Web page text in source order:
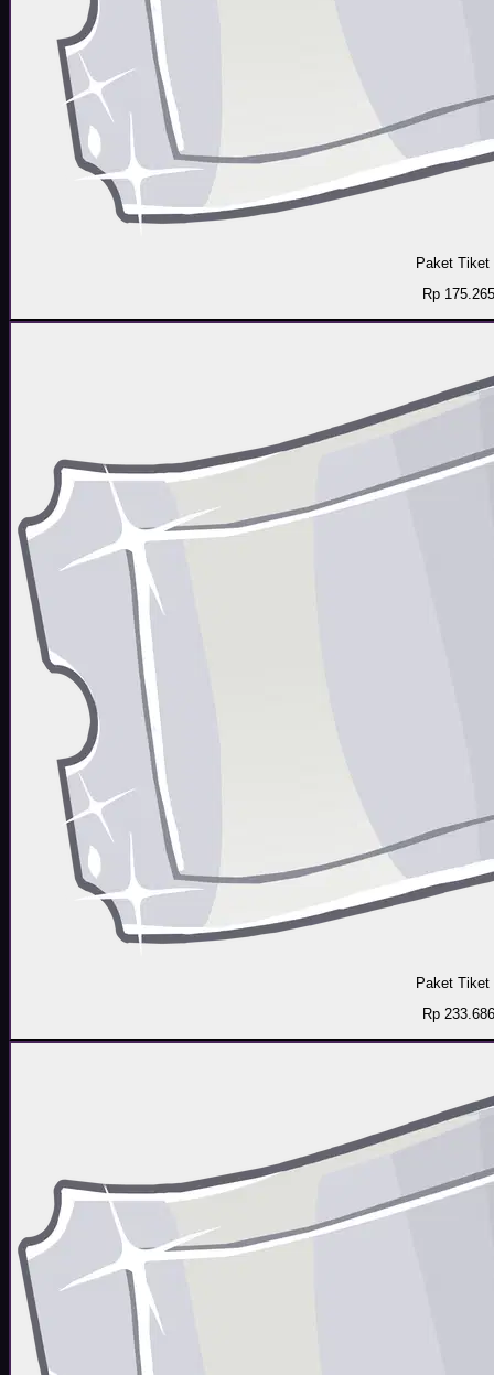
Paket Tiket
Rp 175.265
Paket Tiket
Rp 233.686